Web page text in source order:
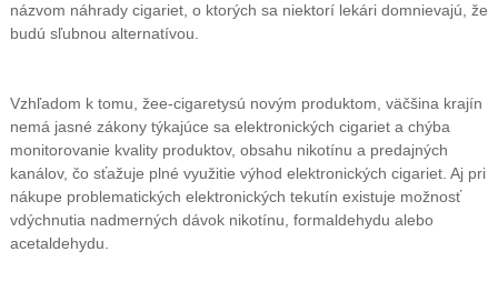
názvom náhrady cigariet, o ktorých sa niektorí lekári domnievajú, že
budú sľubnou alternatívou.
Vzhľadom k tomu, žee-cigaretysú novým produktom, väčšina krajín
nemá jasné zákony týkajúce sa elektronických cigariet a chýba
monitorovanie kvality produktov, obsahu nikotínu a predajných
kanálov, čo sťažuje plné využitie výhod elektronických cigariet. Aj pri
nákupe problematických elektronických tekutín existuje možnosť
vdýchnutia nadmerných dávok nikotínu, formaldehydu alebo
acetaldehydu.